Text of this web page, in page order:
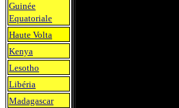
Guinée
Equatoriale
Haute Volta
Kenya
Lesotho
Libéria
Madagascar